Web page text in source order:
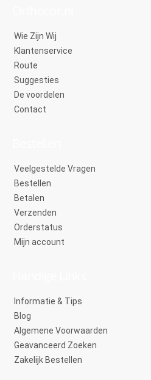
Wie Zijn Wij
Klantenservice
Route
Suggesties
De voordelen
Contact
Veelgestelde Vragen
Bestellen
Betalen
Verzenden
Orderstatus
Mijn account
Informatie & Tips
Blog
Algemene Voorwaarden
Geavanceerd Zoeken
Zakelijk Bestellen